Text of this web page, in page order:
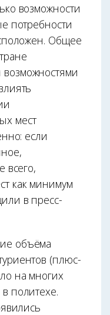
возможности
потребности
Общее
мест
если
всего,
как минимум
в пресс-
объёма
(плюс-
на многих
политехе.